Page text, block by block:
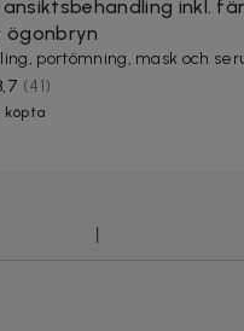
inkl.
ögonbryn
portömning, mask och
(41)
köpta